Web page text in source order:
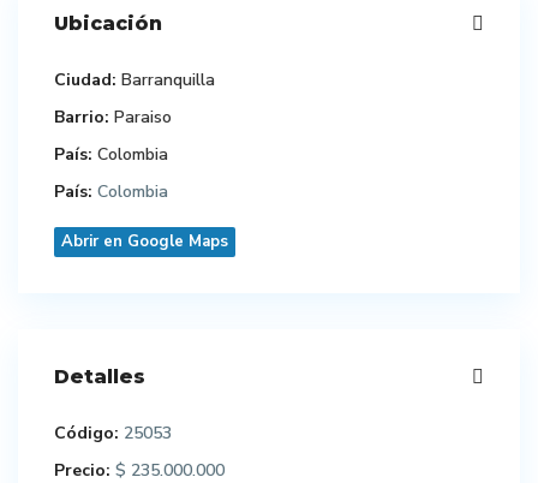
Ubicación
Ciudad: Barranquilla
Barrio: Paraiso
País: Colombia
País: Colombia
Abrir en Google Maps
Detalles
Código: 25053
Precio: $ 235.000.000